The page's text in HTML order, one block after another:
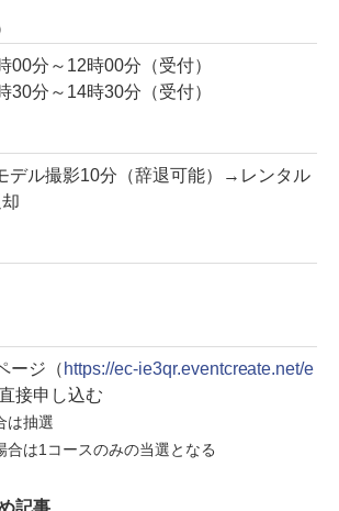
00分～12時00分（受付）
30分～14時30分（受付）
デル撮影10分（辞退可能）→レンタル
ージ（ https://ec-ie3qr.eventcreate.net/e
接申し込む
は抽選
は1コースのみの当選となる
記事